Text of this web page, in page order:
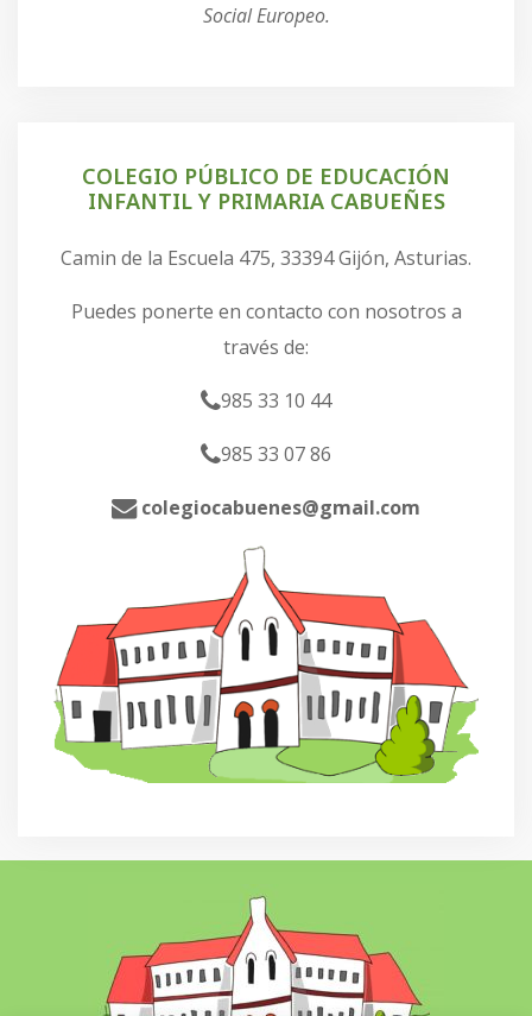
Social Europeo.
COLEGIO PÚBLICO DE EDUCACIÓN
INFANTIL Y PRIMARIA CABUEÑES
Camin de la Escuela 475, 33394 Gijón, Asturias.
Puedes ponerte en contacto con nosotros a
través de:
985 33 10 44
985 33 07 86
colegiocabuenes@gmail.com